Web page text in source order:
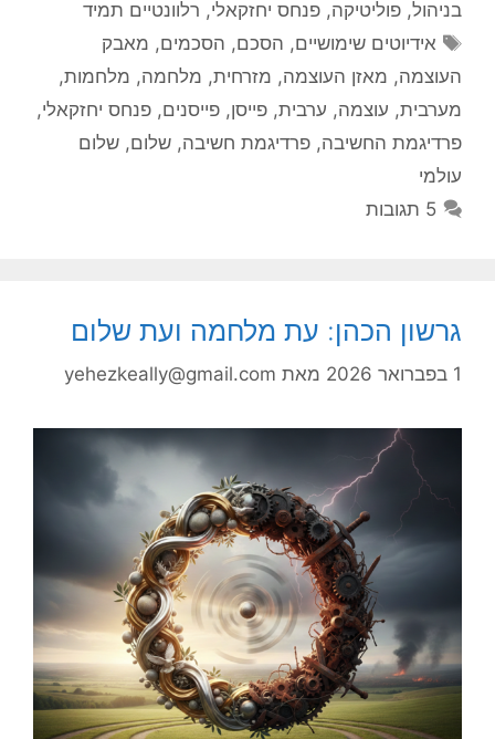
בניהול, פוליטיקה, פנחס יחזקאלי, רלוונטיים תמיד
תגיות
אידיוטים שימושיים, הסכם, הסכמים, מאבק
העוצמה, מאזן העוצמה, מזרחית, מלחמה, מלחמות,
מערבית, עוצמה, ערבית, פייסן, פייסנים, פנחס יחזקאלי,
פרדיגמת החשיבה, פרדיגמת חשיבה, שלום, שלום
עולמי
5 תגובות
גרשון הכהן: עת מלחמה ועת שלום
1 בפברואר 2026 מאת yehezkeally@gmail.com